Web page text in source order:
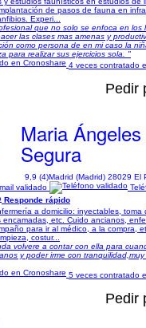
de pasos de fauna en
Experi...
que no solo se enfoca en los
las clases mas amenas y
como persona de en mi caso la
para realizar sus ejercicios sola. "
4 veces contratado
Pedir
Maria
Segura
9,9 (4)Madrid (Madrid) 28029 El
validado
Responde rápido
a domicilio: inyectables,
encamadas, etc. Cuido ancianos,
para ir al médico, a la compra,
costur...
volvere a contar con ella para
y poder irme con
5 veces contratado
Pedir